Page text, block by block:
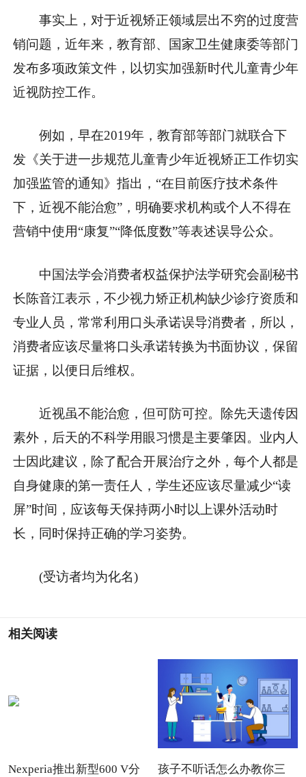
事实上，对于近视矫正领域层出不穷的过度营
销问题，近年来，教育部、国家卫生健康委等部门
发布多项政策文件，以切实加强新时代儿童青少年
近视防控工作。
例如，早在2019年，教育部等部门就联合下
发《关于进一步规范儿童青少年近视矫正工作切实
加强监管的通知》指出，“在目前医疗技术条件
下，近视不能治愈”，明确要求机构或个人不得在
营销中使用“康复”“降低度数”等表述误导公众。
中国法学会消费者权益保护法学研究会副秘书
长陈音江表示，不少视力矫正机构缺少诊疗资质和
专业人员，常常利用口头承诺误导消费者，所以，
消费者应该尽量将口头承诺转换为书面协议，保留
证据，以便日后维权。
近视虽不能治愈，但可防可控。除先天遗传因
素外，后天的不科学用眼习惯是主要肇因。业内人
士因此建议，除了配合开展治疗之外，每个人都是
自身健康的第一责任人，学生还应该尽量减少“读
屏”时间，应该每天保持两小时以上课外活动时
长，同时保持正确的学习姿势。
(受访者均为化名)
相关阅读
Nexperia推出新型600 V分
孩子不听话怎么办教你三